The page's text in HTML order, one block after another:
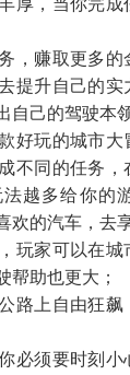
，赚取更多
提升自己的
自己的驾驶本
好玩的城市
不同的任务
越多给你的
欢的汽车，去
玩家可以在
帮助也更大；
路上自由狂
必须要时刻